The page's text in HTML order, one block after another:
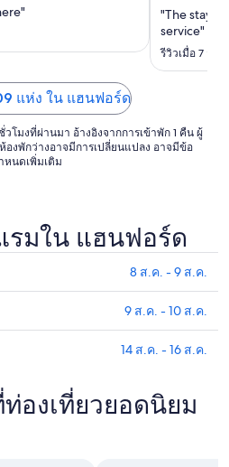
"The stay
service"
รีวิวเมื่อ 7 ส.ค
แห่ง ใน แฮนฟอร์ด
มงที่ผ่านมา อ้างอิงจากการเข้าพัก 1 คืน ผู้
งพักว่างอาจมีการเปลี่ยนแปลง อาจมีข้อ
หนดเพิ่มเติม
รมใน แฮนฟอร์ด
8 ส.ค. - 9 ส.ค.
9 ส.ค. - 10 ส.ค.
14 ส.ค. - 16 ส.ค.
องเที่ยวยอดนิยม